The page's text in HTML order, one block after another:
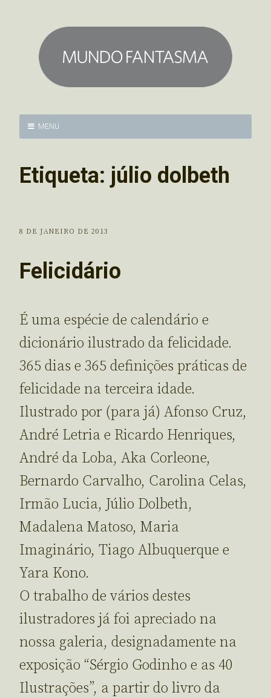
MENU
Etiqueta: júlio dolbeth
8 DE JANEIRO DE 2013
Felicidário
É uma espécie de calendário e
dicionário ilustrado da felicidade.
365 dias e 365 definições práticas de
felicidade na terceira idade.
Ilustrado por (para já) Afonso Cruz,
André Letria e Ricardo Henriques,
André da Loba, Aka Corleone,
Bernardo Carvalho, Carolina Celas,
Irmão Lucia, Júlio Dolbeth,
Madalena Matoso, Maria
Imaginário, Tiago Albuquerque e
Yara Kono.
O trabalho de vários destes
ilustradores já foi apreciado na
nossa galeria, designadamente na
exposição “Sérgio Godinho e as 40
Ilustrações”, a partir do livro da